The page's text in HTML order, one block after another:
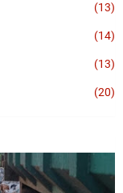
(13)
(14)
(13)
(20)